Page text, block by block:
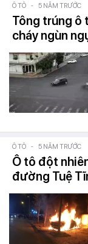
Ô TÔ - 5 NĂM TRƯỚC
Tông trúng ô
cháy ngùn
Ô TÔ - 5 NĂM TRƯỚC
Ô tô đột
đường Tuệ